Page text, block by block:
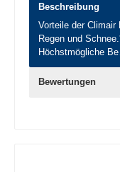
Beschreibung
Vorteile der Climair
Regen und
Höchstmögliche
Bewertungen